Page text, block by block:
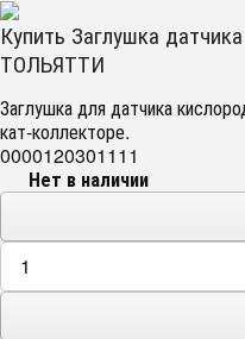
Купить Заглушка
ТОЛЬЯТТИ
Заглушка для датчика
кат-коллекторе.
0000120301111
Нет в наличии